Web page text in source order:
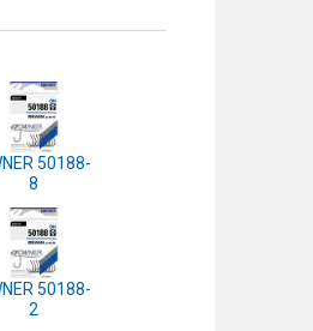
50188-
8
50188-
2